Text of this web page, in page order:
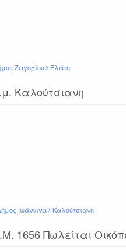
Ζαγορίου Ελάτη
Καλούτσιανη
Ιωάννινα Καλούτσιανη
1656 Πωλείται